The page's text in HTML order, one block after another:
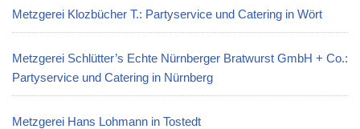
Metzgerei Klozbücher T.: Partyservice und Catering in Wört
Metzgerei Schlütter’s Echte Nürnberger Bratwurst GmbH + Co.:
Partyservice und Catering in Nürnberg
Metzgerei Hans Lohmann in Tostedt